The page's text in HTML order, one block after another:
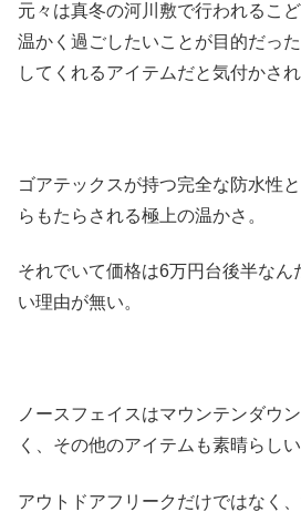
元々は真冬の河川敷で行われるこ
温かく過ごしたいことが目的だっ
してくれるアイテムだと気付かされ
ゴアテックスが持つ完全な防水性
らもたらされる極上の温かさ。
それでいて価格は6万円台後半なん
い理由が無い。
ノースフェイスはマウンテンダウ
く、その他のアイテムも素晴らしい
アウトドアフリークだけではなく